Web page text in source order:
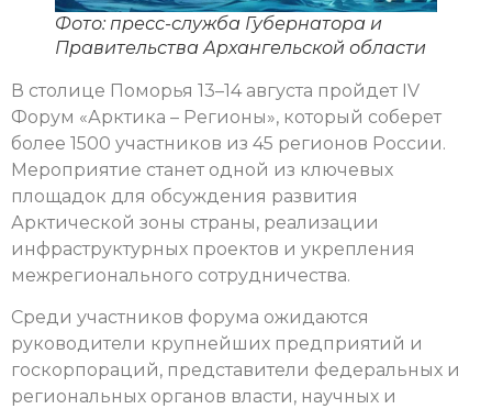
Фото: пресс-служба Губернатора и
Правительства Архангельской области
В столице Поморья 13–14 августа пройдет IV
Форум «Арктика – Регионы», который соберет
более 1500 участников из 45 регионов России.
Мероприятие станет одной из ключевых
площадок для обсуждения развития
Арктической зоны страны, реализации
инфраструктурных проектов и укрепления
межрегионального сотрудничества.
Среди участников форума ожидаются
руководители крупнейших предприятий и
госкорпораций, представители федеральных и
региональных органов власти, научных и